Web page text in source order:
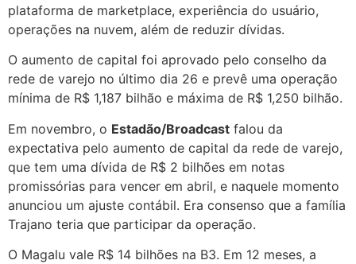
plataforma de marketplace, experiência do usuário,
operações na nuvem, além de reduzir dívidas.
O aumento de capital foi aprovado pelo conselho da
rede de varejo no último dia 26 e prevê uma operação
mínima de R$ 1,187 bilhão e máxima de R$ 1,250 bilhão.
Em novembro, o Estadão/Broadcast falou da
expectativa pelo aumento de capital da rede de varejo,
que tem uma dívida de R$ 2 bilhões em notas
promissórias para vencer em abril, e naquele momento
anunciou um ajuste contábil. Era consenso que a família
Trajano teria que participar da operação.
O Magalu vale R$ 14 bilhões na B3. Em 12 meses, a